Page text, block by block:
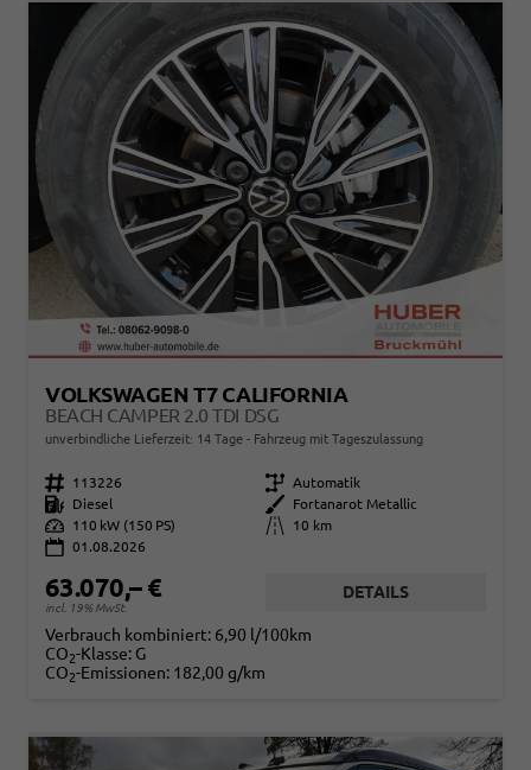
VOLKSWAGEN T7 CALIFORNIA
BEACH CAMPER 2.0 TDI DSG
unverbindliche Lieferzeit: 14 Tage Fahrzeug mit Tageszulassung
Fahrzeugnr. 113226 Getriebe Automatik
Kraftstoff
Diesel Außenfarbe
Fortanarot Metallic
Leistung
110 kW (150 PS) Kilometerstand
10 km
01.08.2026
63.070,– €
incl. 19% MwSt.
DETAILS
Verbrauch kombiniert: 6,90 l/100km
CO2-Klasse: G
CO2-Emissionen: 182,00 g/km